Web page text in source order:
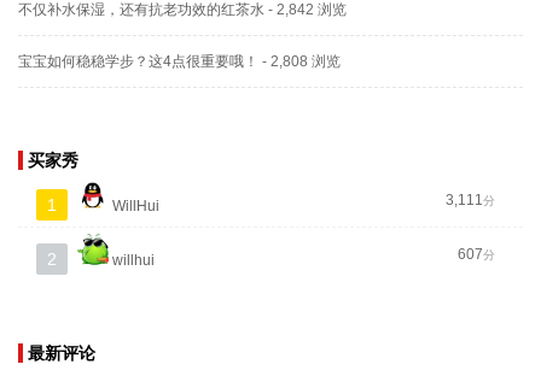
不仅补水保湿，还有抗老功效的红茶水 - 2,842 浏览
宝宝如何稳稳学步？这4点很重要哦！ - 2,808 浏览
买家秀
1 WillHui 3,111分
2 willhui 607分
最新评论